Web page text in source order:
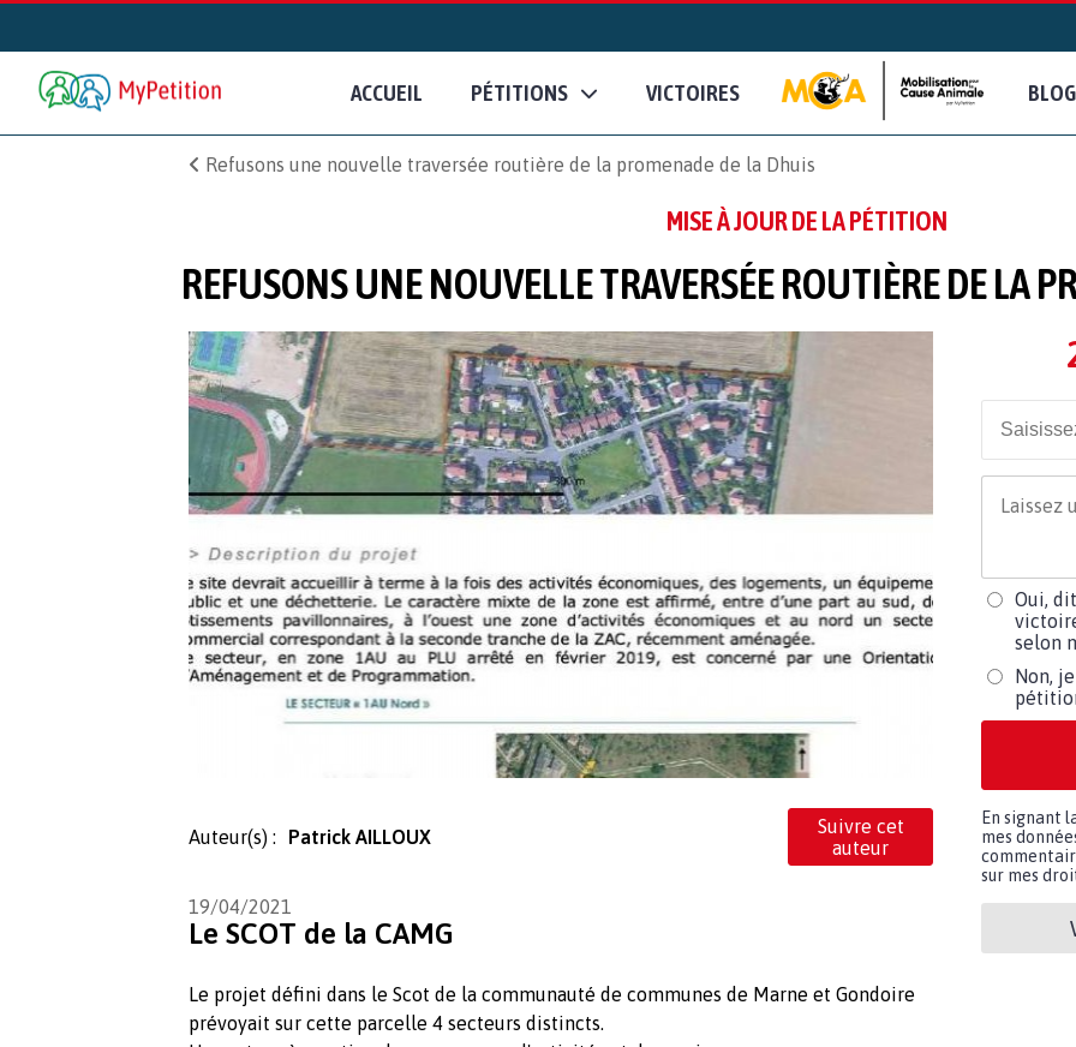
ACCUEIL PÉTITIONS VICTOIRES BLOG
Refusons une nouvelle traversée routière de la promenade de la Dhuis
MISE À JOUR DE LA PÉTITION
REFUSONS UNE NOUVELLE TRAVERSÉE ROUTIÈRE DE LA
Auteur(s) : Patrick AILLOUX
Suivre cet
auteur
19/04/2021
Le SCOT de la CAMG
Le projet défini dans le Scot de la communauté de communes de Marne et Gondoire
prévoyait sur cette parcelle 4 secteurs distincts.
Oui,
selon
Non,
En signant
mes
sur mes